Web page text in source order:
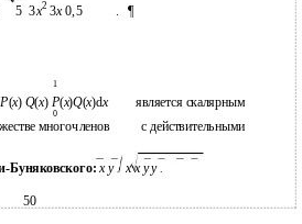
5 3x2 3x0,5 . ¶
1
P(x) Q(x) P(x)Q(x)dx является скалярным
0
многочленов
с действительными
Буняковского:x y x x y y.
50